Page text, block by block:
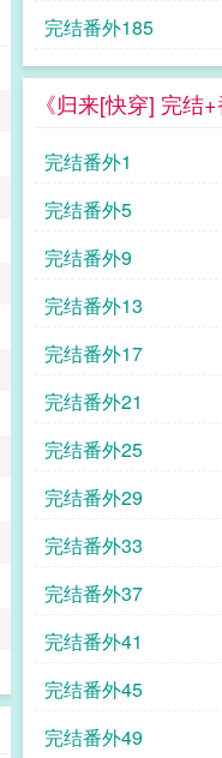
完结番外185
《归来[快穿] 完结
完结番外1
完结番外5
完结番外9
完结番外13
完结番外17
完结番外21
完结番外25
完结番外29
完结番外33
完结番外37
完结番外41
完结番外45
完结番外49